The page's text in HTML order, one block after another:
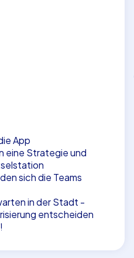
App
eine Strategie und
sich die Teams
in der Stadt -
entscheiden